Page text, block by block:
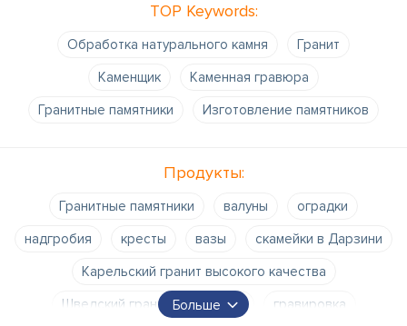
TOP Keywords:
Обработка натурального камня
Гранит
Kаменщик
Каменная гравюра
Гранитные памятники
Изготовление памятников
Продукты:
Гранитные памятники валуны
оградки
надгробия
кресты вазы
скамейки в Дарзини
Карельский гранит высокого качества
Шведский гранит
валуны
гравировка
Больше